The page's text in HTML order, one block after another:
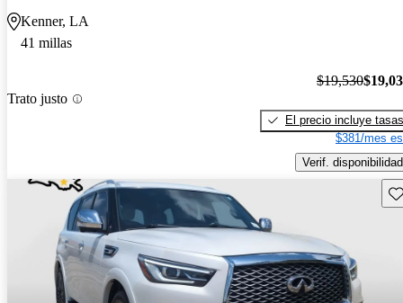
Kenner, LA
41 millas
Trato justo
$19,530
El precio incluye tasas
$381/mes
Verif. disponibilidad